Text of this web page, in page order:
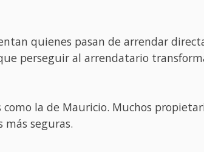
quienes pasan de arrendar
perseguir al arrendatario
la de Mauricio. Muchos
seguras.